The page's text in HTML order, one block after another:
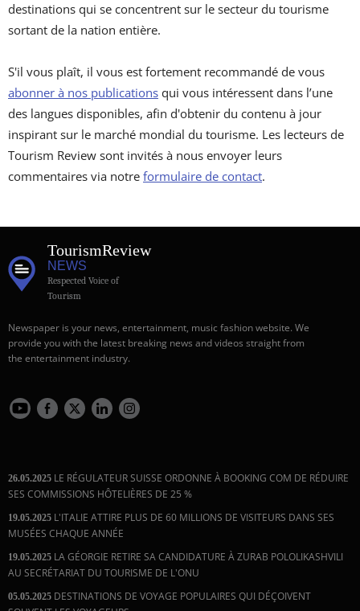
destinations qui se concentrent sur le secteur du tourisme
sortant de la nation entière.
S'il vous plaît, il vous est fortement recommandé de vous
abonner à nos publications qui vous intéressent dans l’une
des langues disponibles, afin d'obtenir du contenu à jour
inspirant sur le marché mondial du tourisme. Les lecteurs de
Tourism Review sont invités à nous envoyer leurs
commentaires via notre formulaire de contact.
TourismReview
NEWS
Respected Voice of
Tourism
Newspaper is your news, entertainment, music fashion website. We
provide you with the latest breaking news and videos straight from
the entertainment industry.
26.05.2025 LE RÉGULATEUR SUISSE ORDONNE À BOOKING COM DE RÉDUIRE
SES COMMISSIONS HÔTELIÈRES DE 25 %
19.05.2025 L'ITALIE ATTIRE PLUS DE 60 MILLIONS DE VISITEURS DANS SES
MUSÉES CHAQUE ANNÉE
19.05.2025 LA GÉORGIE RETIRE SA CANDIDATURE À ZURAB POLOLIKASHVILI
AU SECRÉTARIAT DU TOURISME DE L'ONU
05.05.2025 DESTINATIONS DE VOYAGE POPULAIRES QUI DÉÇOIVENT